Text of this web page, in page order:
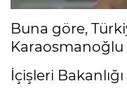
Buna göre,
Karaosmanoğlu
İçişleri